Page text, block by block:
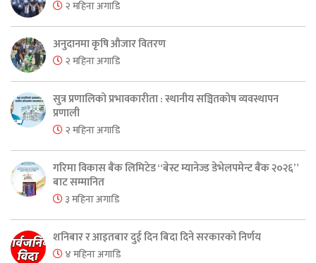
२ महिना अगाडि
अनुदानमा कृषि औजार वितरण
२ महिना अगाडि
सुत्र प्रणालिको प्रभावकारीता : स्थानीय सञ्चितकोष व्यवस्थापन
प्रणाली
२ महिना अगाडि
गरिमा विकास बैंक लिमिटेड “बेस्ट म्यानेज्ड डेभेलपमेन्ट बैंक २०२६”
बाट सम्मानित
३ महिना अगाडि
शनिबार र आइतबार दुई दिन बिदा दिने सरकारको निर्णय
४ महिना अगाडि